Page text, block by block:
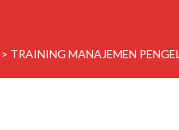
> TRAINING MANAJEMEN